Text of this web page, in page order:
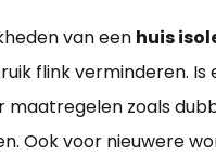
van een huis
flink verminderen. Is
maatregelen zoals
Ook voor nieuwere